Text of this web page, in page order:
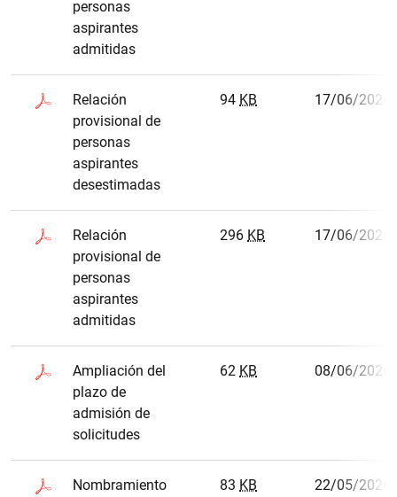
personas
aspirantes
admitidas
Relación
provisional de
personas
aspirantes
desestimadas
94 KB 17/06/2026
Relación
provisional de
personas
aspirantes
admitidas
296 KB 17/06/2026
Ampliación del
plazo de
admisión de
solicitudes
62 KB 08/06/2026
Nombramiento
83 KB 22/05/2026